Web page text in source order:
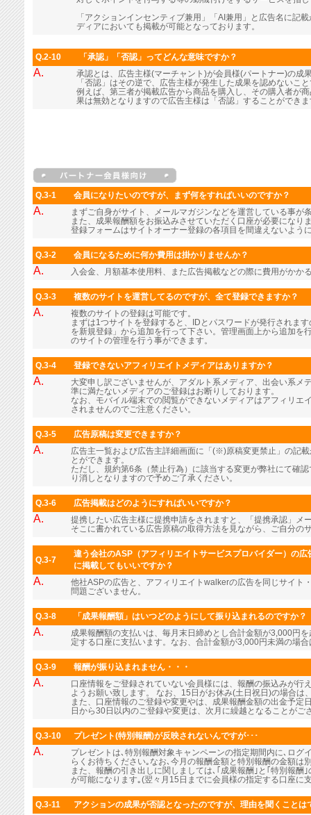
「アクションインセンティブ兼用」「AI兼用」と広告名に記
ディアにおいても掲載が可能となっております。
Q.2-10 「承認」「否認」ってどんな意味ですか？
A.
承認とは、広告主様(マーチャント)が会員様(パートナー)の成
「否認」はその逆で、広告主様が発生した成果を認めないこ
例えば、第三者が掲載広告から商品を購入し、その購入者が
果は無効となりますので広告主様は「否認」することができ
Q.3-1 会員になりたいのですが、まず何をすればいいのですか？
A.
まずご自身がサイト、メールマガジンなどを運営している事が
また、成果報酬額をお振込みさせていただく口座が必要になり
登録フォームはサイトオーナー登録の各項目を間違えないよう
Q.3-2 会員になるために何か費用は掛かりませんか？
A. 入会金、月額基本使用料、また広告掲載などの際に費用がかか
Q.3-3 複数のサイトを運営してるのですが、全て登録できますか？
A.
複数のサイトの登録は可能です。
まずは1つサイトを登録すると、IDとパスワードが発行されま
を新規登録」から追加を行って下さい。管理画面上から追加を
のサイトの管理を行う事ができます。
Q.3-4 登録できないアフィリエイトメディアはありますか？
A.
大変申し訳ございませんが、アダルト系メディア、出会い系メ
準に満たないメディアのご登録はお断りしております。
なお、モバイル端末での閲覧ができないメディアはアフィリエ
されませんのでご注意ください。
Q.3-5 広告原稿は変更できますか？
A.
広告主一覧および広告主詳細画面に「(※)原稿変更禁止」の記
とができます。
ただし、規約第6条（禁止行為）に該当する変更が弊社にて確
り消しとなりますので予めご了承ください。
Q.3-6 広告掲載はどのようにすればいいですか？
A.
提携したい広告主様に提携申請をされますと、「提携承認」メ
そこに書かれている広告原稿の取得方法を見ながら、ご自分の
Q.3-7
違う会社のASP（アフィリエイトサービスプロバイダー）の
に掲載してもいいですか？
A.
他社ASPの広告と、アフィリエイトwalkerの広告を同じサイト
問題ございません。
Q.3-8 「成果報酬額」はいつどのようにして振り込まれるのですか？
A.
成果報酬額の支払いは、毎月末日締めとし合計金額が3,000円
定する口座に支払います。なお、合計金額が3,000円未満の場
Q.3-9 報酬が振り込まれません・・・
A.
口座情報をご登録されていない会員様には、報酬の振込みが行
ようお願い致します。 なお、15日がお休み(土日祝日)の場合は
また、口座情報のご登録や変更やは、成果報酬金額の出金予定
日から30日以内のご登録や変更は、次月に繰越となることがご
Q.3-10 プレゼント(特別報酬)が反映されないんですが･･･
A.
プレゼントは､特別報酬対象キャンペーンの指定期間内に､ログ
らくお待ちください｡なお､今月の報酬金額と特別報酬の金額は
また、報酬の引き出しに関しましては､｢成果報酬｣と｢特別報酬
が可能になります｡(翌々月15日までに会員様の指定する口座に
Q.3-11 アクションの成果が否認となったのですが、理由を聞くことは